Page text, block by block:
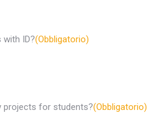
ID?(Obbligatorio)
projects for students?(Obbligatorio)